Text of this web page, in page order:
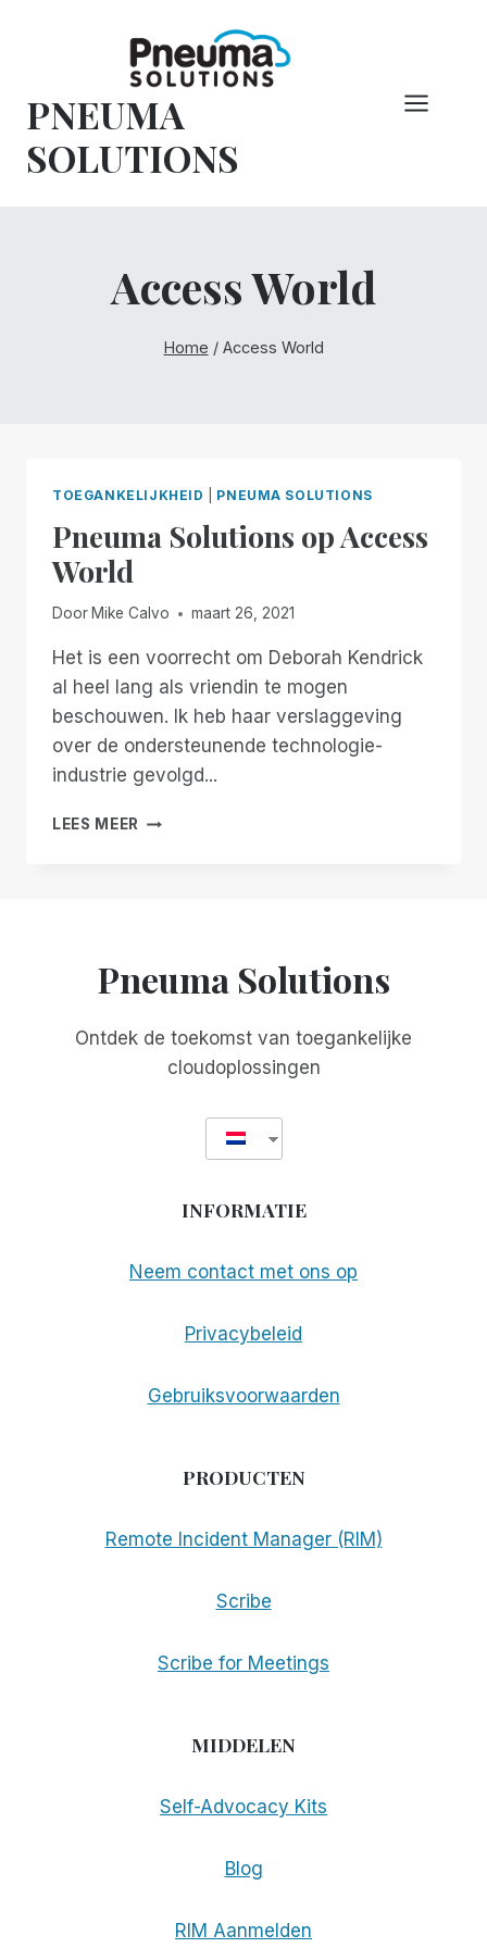
PNEUMA
SOLUTIONS
Access World
Home / Access World
TOEGANKELIJKHEID PNEUMA SOLUTIONS
Pneuma Solutions op Access
World
Door Mike Calvo maart 26, 2021
Het is een voorrecht om Deborah Kendrick
al heel lang als vriendin te mogen
beschouwen. Ik heb haar verslaggeving
over de ondersteunende technologie-
industrie gevolgd...
LEES MEER PNEUMA
Pneuma Solutions
Ontdek de toekomst van toegankelijke
cloudoplossingen
INFORMATIE
Neem contact met ons op
Privacybeleid
Gebruiksvoorwaarden
PRODUCTEN
Remote Incident Manager (RIM)
Scribe
Scribe for Meetings
MIDDELEN
Self-Advocacy Kits
Blog
RIM Aanmelden